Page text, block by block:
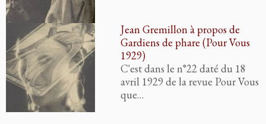
Jean Gremillon à propos de
Gardiens de phare (Pour Vous
1929)
C'est dans le n°22 daté du 18
avril 1929 de la revue Pour Vous
que…